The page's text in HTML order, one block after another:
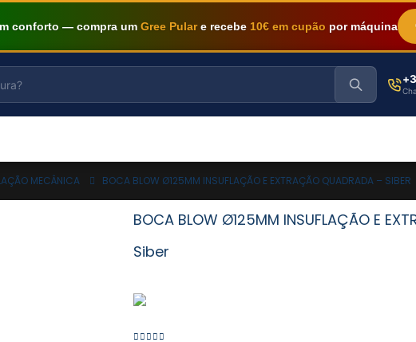
conforto — compra um Gree Pulare recebe 10€ em cupão por máquina
MECÂNICA BOCA BLOW Ø125MM INSUFLAÇÃO E EXTRAÇÃO QUADRADA – SIBER
BOCA BLOW Ø125MM INSUFLAÇÃO E
Siber